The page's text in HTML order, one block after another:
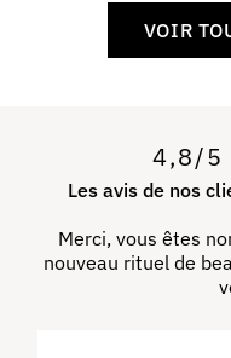
VOIR
4,8/5
Les avis de nos
Merci, vous êtes
nouveau rituel de